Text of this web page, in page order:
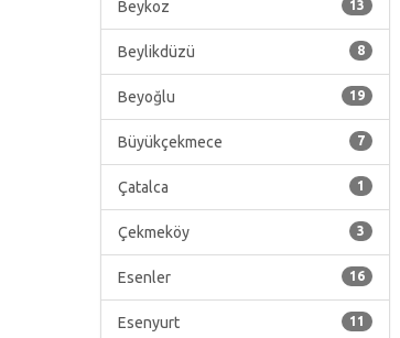
13
Beykoz
8
Beylikdüzü
19
Beyoğlu
7
Büyükçekmece
1
Çatalca
3
Çekmeköy
16
Esenler
11
Esenyurt